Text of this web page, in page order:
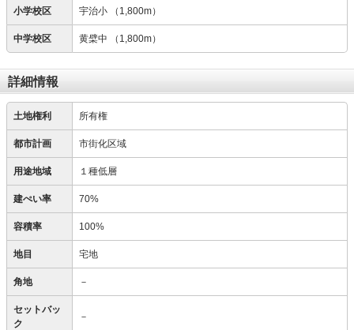
小学校区 宇治小 （1,800m）
中学校区 黄檗中 （1,800m）
詳細情報
土地権利 所有権
都市計画 市街化区域
用途地域 １種低層
建ぺい率 70%
容積率 100%
地目 宅地
角地 －
セットバッ
ク
－